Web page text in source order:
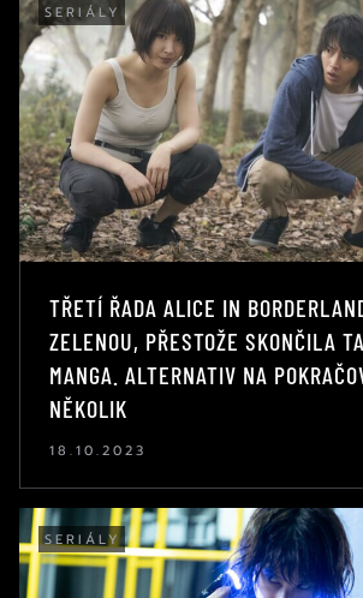
SERIÁLY
TŘETÍ ŘADA ALICE IN
ZELENOU, PŘESTOŽE SKONČILA
MANGA. ALTERNATIV NA
NĚKOLIK
18.10.2023
SERIÁLY